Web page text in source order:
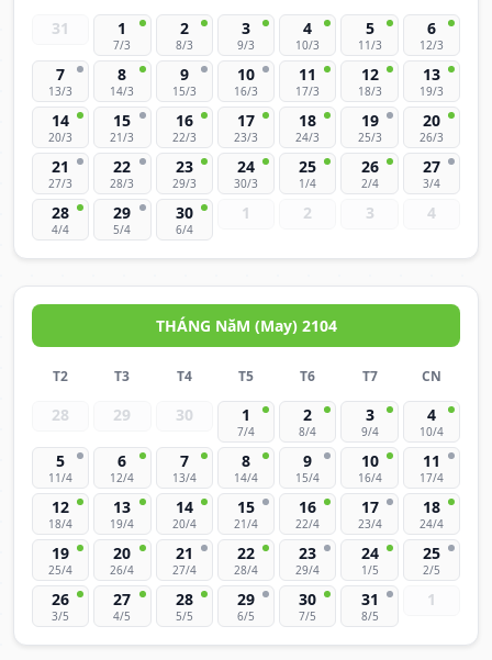
31 1
7/3
2
8/3
3
9/3
4
10/3
5
11/3
6
12/3
7
13/3
8
14/3
9
15/3
10
16/3
11
17/3
12
18/3
13
19/3
14
20/3
15
21/3
16
22/3
17
23/3
18
24/3
19
25/3
20
26/3
21
27/3
22
28/3
23
29/3
24
30/3
25
1/4
26
2/4
27
3/4
28
4/4
29
5/4
30
6/4
1 2 3 4
THÁNG NăM (May) 2104
T2 T3 T4 T5 T6 T7 CN
28 29 30 1
7/4
2
8/4
3
9/4
4
10/4
5
11/4
6
12/4
7
13/4
8
14/4
9
15/4
10
16/4
11
17/4
12
18/4
13
19/4
14
20/4
15
21/4
16
22/4
17
23/4
18
24/4
19
25/4
20
26/4
21
27/4
22
28/4
23
29/4
24
1/5
25
2/5
26
3/5
27
4/5
28
5/5
29
6/5
30
7/5
31
8/5
1